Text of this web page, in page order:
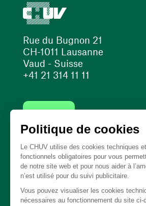
Rue du Bugnon 21
CH-1011 Lausanne
Vaud - Suisse
+41 21 314 11 11
(ouvre une nouvelle